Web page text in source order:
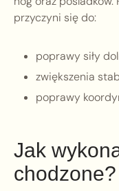
przyczyni się do:
poprawy siły
zwiększenia
poprawy
Jak
chodzone?